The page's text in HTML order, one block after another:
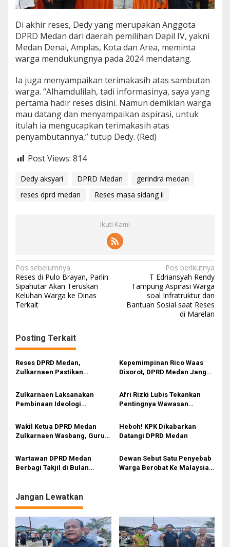
Di akhir reses, Dedy yang merupakan Anggota
DPRD Medan dari daerah pemilihan Dapil IV, yakni
Medan Denai, Amplas, Kota dan Area, meminta
warga mendukungnya pada 2024 mendatang.
Ia juga menyampaikan terimakasih atas sambutan
warga. “Alhamdulilah, tadi informasinya, saya yang
pertama hadir reses disini. Namun demikian warga
mau datang dan menyampaikan aspirasi, untuk
itulah ia mengucapkan terimakasih atas
penyambutannya,” tutup Dedy. (Red)
Post Views: 814
Dedy aksyari DPRD Medan
gerindra medan
reses dprd medan
Reses masa sidang ii
Ikuti Kami
N
a
v
a
s
i
o
Pos sebelumnya
Reses di Pulo Brayan, Parlin
Sipahutar Akan Teruskan
Keluhan Warga ke Dinas
Terkait
Pos berikutnya
T Edriansyah Rendy
Tampung Aspirasi Warga
soal Infratruktur dan
Bantuan Sosial saat Reses
di Marelan
Posting Terkait
Reses DPRD Medan,
Zulkarnaen Pastikan
Sampah, Bansos hingga
Infrastruktur Dikawal
Kepemimpinan Rico Waas
Disorot, DPRD Medan Jangan
Zulkarnaen Laksanakan
Pembinaan Ideologi
Muda Hadapi Dampak
Digitalisasi
Afri Rizki Lubis Tekankan
Pentingnya Wawasan
Nilai Pancasila di Tengah Era
Digital
Wakil Ketua DPRD Medan
Zulkarnaen Wasbang, Guru
Perlindungan Hukum Tenaga
Pendidik
Heboh! KPK Dikabarkan
Datangi DPRD Medan
Wartawan DPRD Medan
Berbagi Takjil di Bulan
Dewan Sebut Satu Penyebab
Warga Berobat Ke Malaysia :
Jangan Lewatkan